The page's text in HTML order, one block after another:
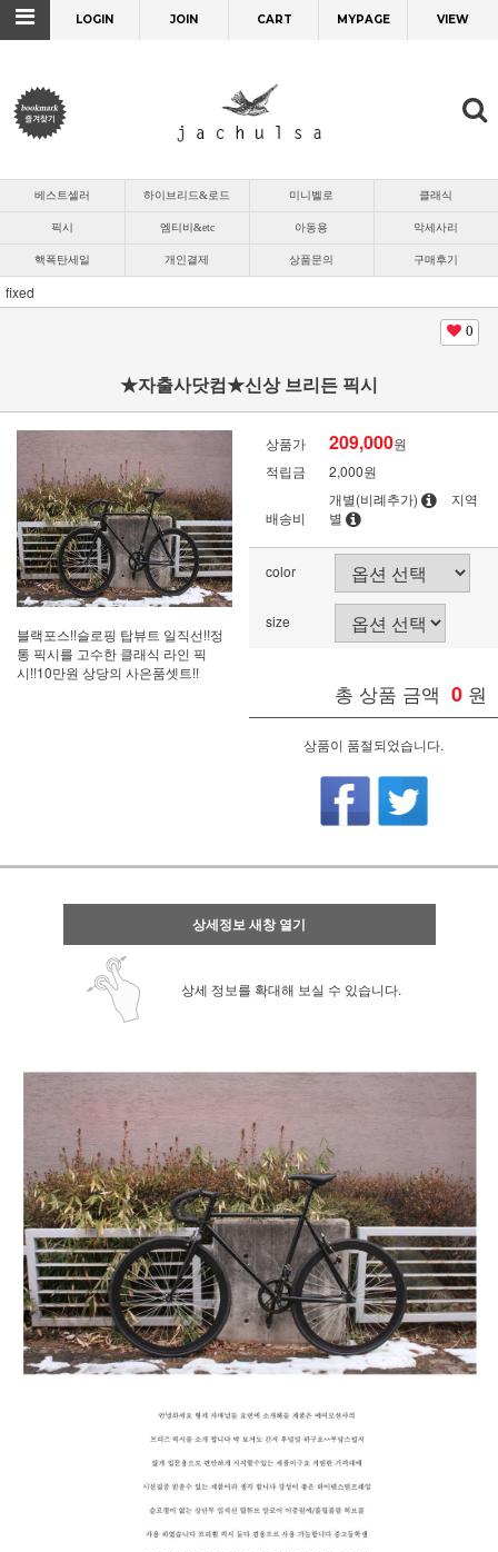
LOGIN JOIN CART MYPAGE VIEW
베스트셀러 하이브리드&로드 미니벨로 클래식
픽시 엠티비&etc 아동용 악세사리
핵폭탄세일 개인결제 상품문의 구매후기
fixed
0
★자출사닷컴★신상 브리든 픽시
블랙포스!!슬로핑 탑뷰트 일직선!!정
통 픽시를 고수한 클래식 라인 픽
시!!10만원 상당의 사은품셋트!!
상품가 209,000원
적립금
2,000원
배송비
개별(비례추가)
지역
별
color
size
총 상품 금액 0 원
상품이 품절되었습니다.
상세정보 새창 열기
상세 정보를 확대해 보실 수 있습니다.